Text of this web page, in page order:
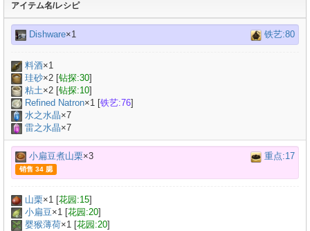
アイテム名/レシピ
Dishware×1 铁艺:80
料酒×1
珪砂×2 [钻探:30]
粘土×2 [钻探:10]
Refined Natron×1 [铁艺:76]
水之水晶×7
雷之水晶×7
小扁豆煮山栗×3 重点:17
销售 34 腮
山栗×1 [花园:15]
小扁豆×1 [花园:20]
婴猴薄荷×1 [花园:20]